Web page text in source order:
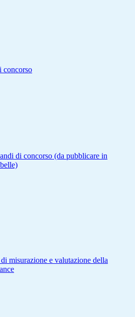
concorso
di concorso (da pubblicare in
di misurazione e valutazione della